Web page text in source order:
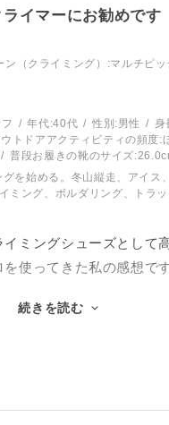
というのは前提として
バーハングも登れるク
のシューズかもしれま
ャメロットの#0.75～
トのシューズは3足ほど
頭一つ抜け出ています
ぶことが重要です。
よりもセンター寄りに
ようになり、それでい
ルはソフトなBDブラ
ては特徴的な部分です。
このソールは熱の影響を
イマーにお勧めです
（クライミング） :マルチピ
年代:40代 性別:男性 身
ウトドアアクティビティの頻度:
普段お履きの靴のサイズ:
を始める。冬山縦走、アイス
ミング、ボルダリング、トラ
ミングシューズとして
使ってきた私の感想で
でした。ただ、履くとき
続きを読む